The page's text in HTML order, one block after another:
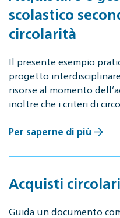
scolastico
circolarità
Il presente esempio
progetto
risorse al momento
inoltre che i criteri di
Per saperne di più
Acquisti circolari
Guida un documento